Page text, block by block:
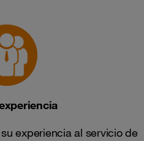
experiencia al servicio de